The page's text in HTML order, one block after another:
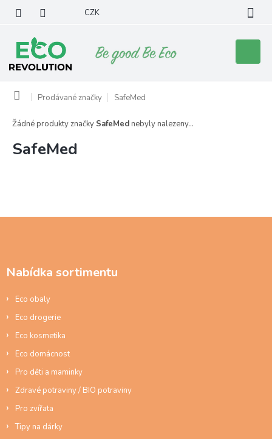
obsah
CZK
košík
Domů Prodávané značky SafeMed
SafeMed
Žádné produkty značky SafeMed nebyly nalezeny...
Nabídka sortimentu
Eco obaly
Eco drogerie
Eco kosmetika
Eco domácnost
Pro děti a maminky
Zdravé potraviny / BIO potraviny
Pro zvířata
Tipy na dárky